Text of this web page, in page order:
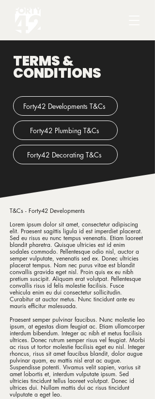
TERMS &
CONDITIONS
Forty42 Developments T&Cs
Forty42 Plumbing T&Cs
Forty42 Decorating T&Cs
T&Cs - Forty42 Developments
Lorem ipsum dolor sit amet, consectetur adipiscing
elit. Praesent sagittis ligula id est imperdiet placerat.
Sed eu risus eu nunc tempus venenatis. Etiam laoreet
blandit pharetra. Quisque ultricies est id enim
sodales commodo. Pellentesque odio nisl, auctor a
semper vulputate, venenatis sed ex. Donec ultricies
placerat tempus. Nam nec purus vitae est blandit
convallis gravida eget nisl. Proin quis ex eu nibh
pretium suscipit. Aliquam erat volutpat. Pellentesque
convallis risus id felis molestie facilisis. Fusce
vehicula enim eu dui consectetur sollicitudin.
Curabitur at auctor metus. Nunc tincidunt ante eu
mauris efficitur malesuada.
Praesent semper pulvinar faucibus. Nunc molestie leo
ipsum, at egestas diam feugiat ac. Etiam ullamcorper
interdum bibendum. Integer ac nibh et metus facilisis
ultrices. Donec rutrum semper risus vel feugiat. Morbi
ac risus ut tortor molestie facilisis eget eu nisl. Integer
rhoncus, risus sit amet faucibus blandit, dolor augue
pulvinar quam, eu mattis nisl erat ac augue.
Suspendisse potenti. Vivamus velit sapien, varius sit
amet lobortis et, interdum vulputate ipsum. Sed
ultricies tincidunt tellus laoreet volutpat. Donec id
ultrices dui. Nullam mattis dui ac risus tincidunt
vulputate a eget leo.